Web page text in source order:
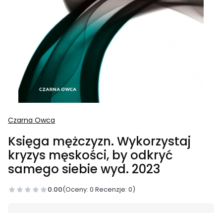
Czarna Owca
Księga mężczyzn. Wykorzystaj
kryzys męskości, by odkryć
samego siebie wyd. 2023
0.00(Oceny: 0 Recenzje: 0)